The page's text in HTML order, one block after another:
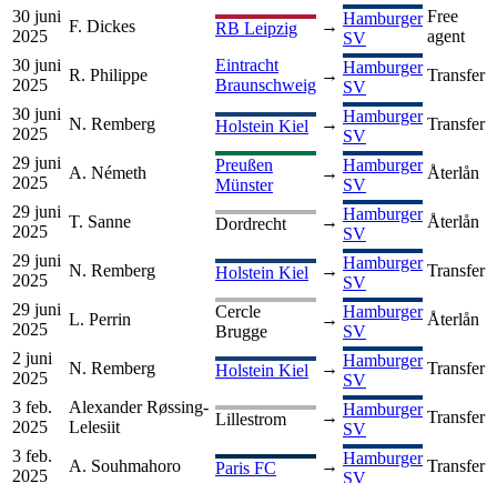
30 juni
2025
F. Dickes RB Leipzig → Hamburger
SV
Free
agent
30 juni
2025
R. Philippe
Eintracht
Braunschweig
→ Hamburger
SV
Transfer
30 juni
2025
N. Remberg Holstein Kiel → Hamburger
SV
Transfer
29 juni
2025
A. Németh
Preußen
Münster
→ Hamburger
SV
Återlån
29 juni
2025
T. Sanne Dordrecht → Hamburger
SV
Återlån
29 juni
2025
N. Remberg Holstein Kiel → Hamburger
SV
Transfer
29 juni
2025
L. Perrin
Cercle
Brugge
→ Hamburger
SV
Återlån
2 juni
2025
N. Remberg Holstein Kiel → Hamburger
SV
Transfer
3 feb.
2025
Alexander Røssing-
Lelesiit
Lillestrom → Hamburger
SV
Transfer
3 feb.
2025
A. Souhmahoro Paris FC → Hamburger
SV
Transfer